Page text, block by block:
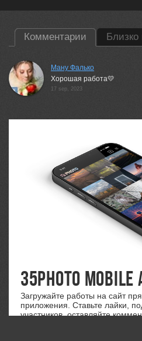
Комментарии Близко
Ману Фалько
Хорошая работа💛
17 sep, 2023
35PHOTO Mobile
Загружайте работы на сайт
приложения. Ставьте лайки,
участников, оставляйте